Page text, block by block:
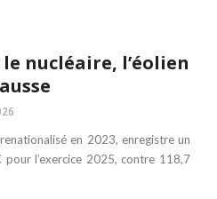
le nucléaire, l’éolien
en 2023, enregistre un
pour l’exercice 2025, contre 118,7